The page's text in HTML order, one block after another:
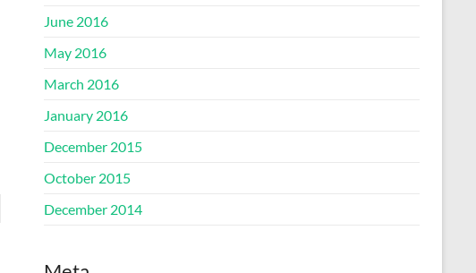
June 2016
May 2016
March 2016
January 2016
December 2015
October 2015
December 2014